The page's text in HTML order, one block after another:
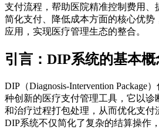
支付流程，帮助医院精准控制费用、
简化支付、降低成本方面的核心优势
应用，实现医疗管理生态的整合。
引言：DIP系统的基本概
DIP（Diagnosis-Intervention Package
种创新的医疗支付管理工具，它以诊
和治疗过程打包处理，从而优化支付
DIP系统不仅简化了复杂的结算操作